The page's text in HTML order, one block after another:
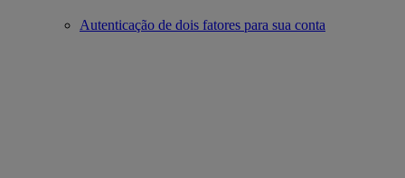
Autenticação de dois fatores para sua conta